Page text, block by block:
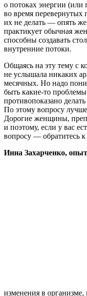
о потоках энергии (или
во время перевернутых
их не делать — опять
практикует обычная
способны создавать
внутренние потоки.
Общаясь на эту тему с
не услышала никаких
месячных. Но надо
быть какие-то
противопоказано
По этому вопросу лучше
Дорогие женщины,
и поэтому, если у вас
вопросу — обратитесь к
Инна Захарченко,
изменения в